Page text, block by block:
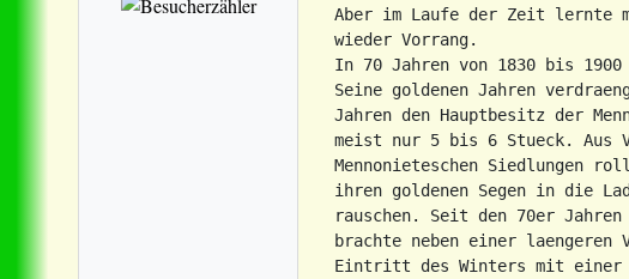
Aber im Laufe der Zeit lernte
wieder Vorrang.
In 70 Jahren von 1830 bis
Seine goldenen Jahren
Jahren den Hauptbesitz der
meist nur 5 bis 6 Stueck. Aus
Mennonieteschen Siedlungen
ihren goldenen Segen in die
rauschen. Seit den 70er
brachte neben einer
Eintritt des Winters mit einer